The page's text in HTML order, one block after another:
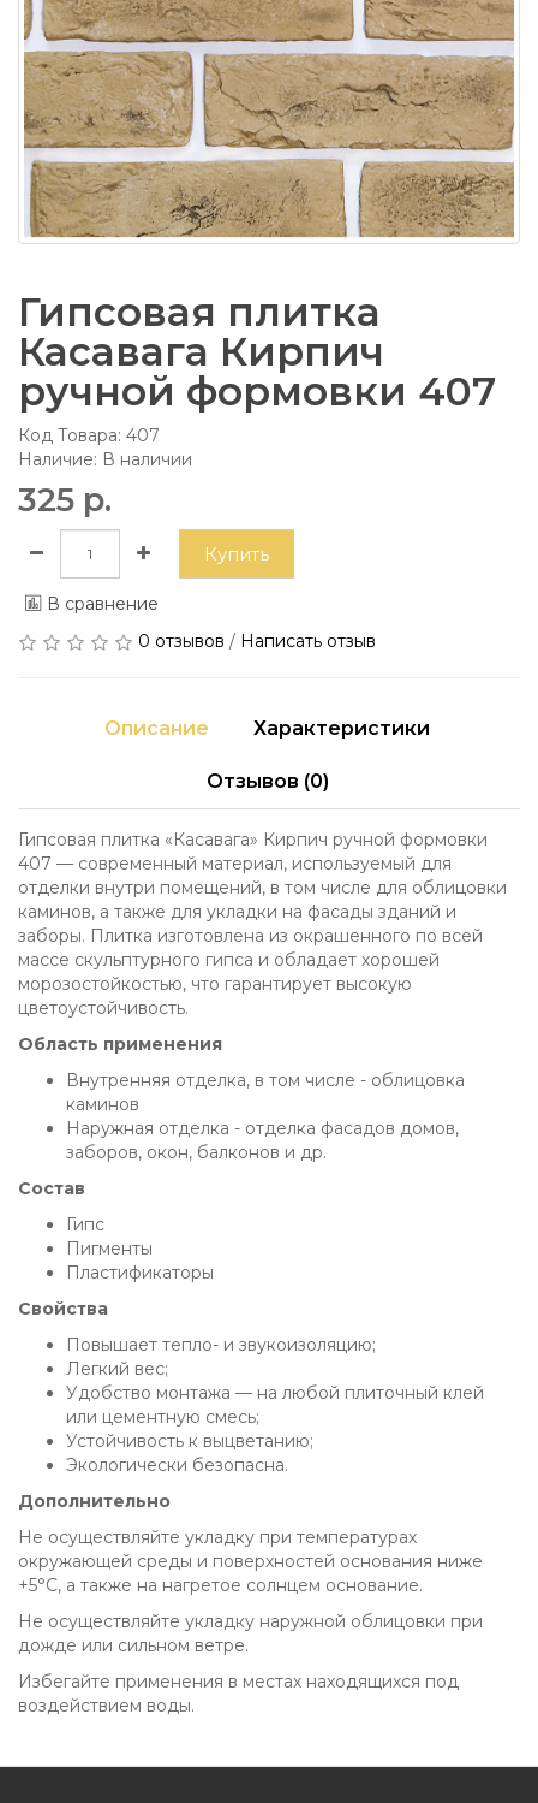
Гипсовая плитка
Касавага Кирпич
ручной формовки 407
Код Товара: 407
Наличие: В наличии
325 р.
Купить
В сравнение
0 отзывов / Написать отзыв
Описание Характеристики
Отзывов (0)
Гипсовая плитка «Касавага» Кирпич ручной формовки
407 — современный материал, используемый для
отделки внутри помещений, в том числе для облицовки
каминов, а также для укладки на фасады зданий и
заборы. Плитка изготовлена из окрашенного по всей
массе скульптурного гипса и обладает хорошей
морозостойкостью, что гарантирует высокую
цветоустойчивость.
Область применения
Внутренняя отделка, в том числе - облицовка
каминов
Наружная отделка - отделка фасадов домов,
заборов, окон, балконов и др.
Состав
Гипс
Пигменты
Пластификаторы
Свойства
Повышает тепло- и звукоизоляцию;
Легкий вес;
Удобство монтажа — на любой плиточный клей
или цементную смесь;
Устойчивость к выцветанию;
Экологически безопасна.
Дополнительно
Не осуществляйте укладку при температурах
окружающей среды и поверхностей основания ниже
+5°C, а также на нагретое солнцем основание.
Не осуществляйте укладку наружной облицовки при
дожде или сильном ветре.
Избегайте применения в местах находящихся под
воздействием воды.